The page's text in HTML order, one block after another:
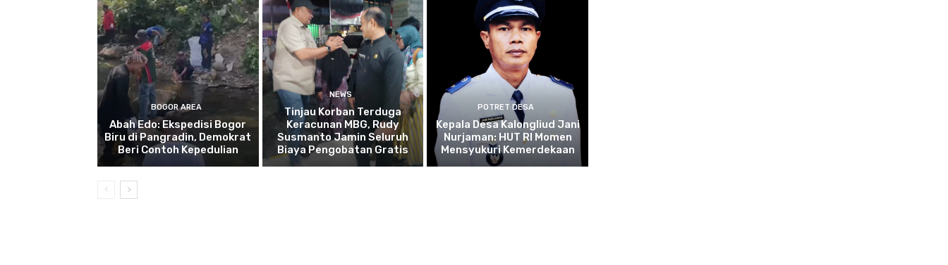
BOGOR AREA
Abah Edo: Ekspedisi Bogor
Biru di Pangradin, Demokrat
Beri Contoh Kepedulian
NEWS
Tinjau Korban Terduga
Keracunan MBG, Rudy
Susmanto Jamin Seluruh
Biaya Pengobatan Gratis
POTRET DESA
Kepala Desa Kalongliud Jani
Nurjaman: HUT RI Momen
Mensyukuri Kemerdekaan